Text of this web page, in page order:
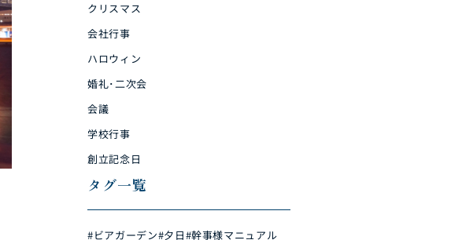
クリスマス
会社行事
ハロウィン
婚礼･二次会
会議
学校行事
創立記念日
タグ一覧
#ビアガーデン#夕日#幹事様マニュアル